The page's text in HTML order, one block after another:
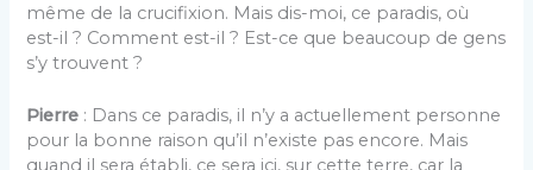
même de la crucifixion. Mais dis-moi, ce paradis, où
est-il ? Comment est-il ? Est-ce que beaucoup de gens
s’y trouvent ?
Pierre : Dans ce paradis, il n’y a actuellement personne
pour la bonne raison qu’il n’existe pas encore. Mais
quand il sera établi, ce sera ici, sur cette terre, car la